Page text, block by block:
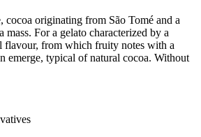
cocoa originating from São Tomé and a
mass. For a gelato characterized by a
flavour, from which fruity notes with a
emerge, typical of natural cocoa. Without